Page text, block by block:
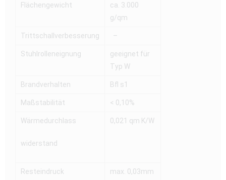
Flächengewicht
ca. 3.000
g/qm
Trittschallverbesserung –
Stuhlrolleneignung
geeignet für
Typ W
Brandverhalten Bfl s1
Maßstabilität < 0,10%
Wärmedurchlass
widerstand
0,021 qm K/W
Resteindruck max. 0,03mm